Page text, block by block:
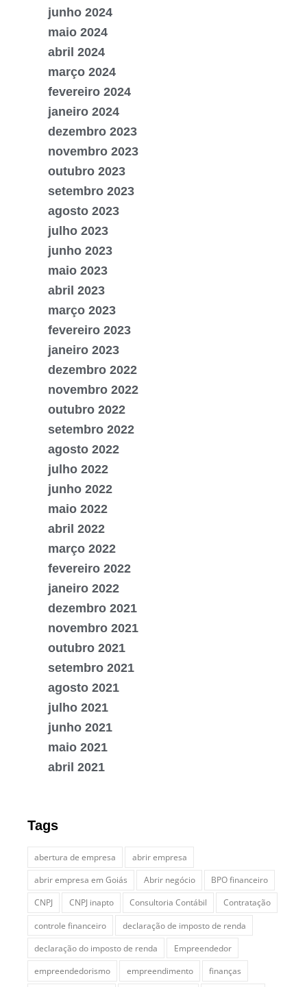
junho 2024
maio 2024
abril 2024
março 2024
fevereiro 2024
janeiro 2024
dezembro 2023
novembro 2023
outubro 2023
setembro 2023
agosto 2023
julho 2023
junho 2023
maio 2023
abril 2023
março 2023
fevereiro 2023
janeiro 2023
dezembro 2022
novembro 2022
outubro 2022
setembro 2022
agosto 2022
julho 2022
junho 2022
maio 2022
abril 2022
março 2022
fevereiro 2022
janeiro 2022
dezembro 2021
novembro 2021
outubro 2021
setembro 2021
agosto 2021
julho 2021
junho 2021
maio 2021
abril 2021
Tags
abertura de empresa
abrir empresa
abrir empresa em Goiás
Abrir negócio
BPO financeiro
CNPJ
CNPJ inapto Consultoria Contábil
Contratação
controle financeiro
declaração de imposto de renda
declaração do imposto de renda
Empreendedor
empreendedorismo
empreendimento
finanças